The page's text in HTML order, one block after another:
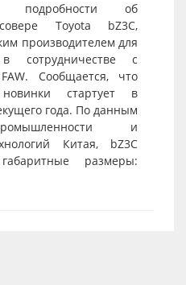
подробности об
Toyota bZ3C,
производителем для
сотрудничестве с
Сообщается, что
стартует в
года. По данным
и
Китая, bZ3C
размеры: